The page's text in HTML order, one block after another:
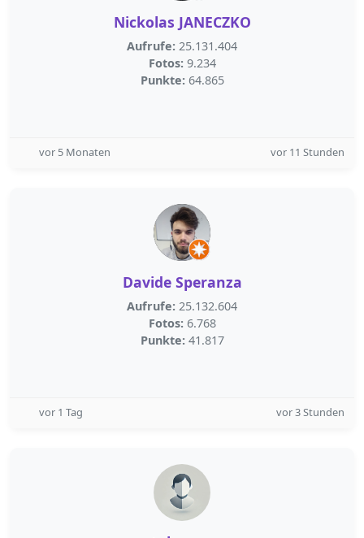
Nickolas JANECZKO
Aufrufe: 25.131.404
Fotos: 9.234
Punkte: 64.865
vor 5 Monaten vor 11 Stunden
Davide Speranza
Aufrufe: 25.132.604
Fotos: 6.768
Punkte: 41.817
vor 1 Tag vor 3 Stunden